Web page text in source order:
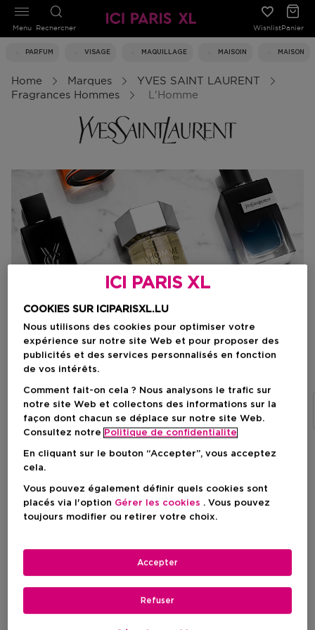
Rechercher WishlistPanier
PARFUM VISAGE MAQUILLAGE MAISOIN MAISON
Menu
Home Marques
YVES SAINT LAURENT
Fragrances Hommes
L'Homme
L'Homme
La Nuit de L'Homme L'Homme Y
Filtrer
3 Résultats
ICI PARIS XL
COOKIES SUR ICIPARISXL.LU
Nous utilisons des cookies pour optimiser votre
expérience sur notre site Web et pour proposer des
publicités et des services personnalisés en fonction
de vos intérêts.
Comment fait-on cela ? Nous analysons le trafic sur
notre site Web et collectons des informations sur la
façon dont chacun se déplace sur notre site Web.
Consultez notre Politique de confidentialite
En cliquant sur le bouton “Accepter”, vous acceptez
cela.
Vous pouvez également définir quels cookies sont
placés via l'option Gérer les cookies . Vous pouvez
toujours modifier ou retirer votre choix.
Refuser
Accepter